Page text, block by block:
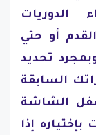
الدوريات
أو حتي
تحديد
السابقة
الشاشة
إذا